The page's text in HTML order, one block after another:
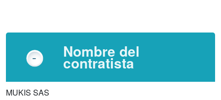
Nombre del
contratista
MUKIS SAS